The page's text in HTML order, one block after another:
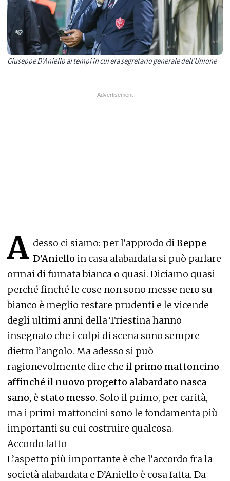
Giuseppe D’Aniello ai tempi in cui era segretario generale dell’Unione
A desso ci siamo: per l’approdo diBeppe
D’Aniello in casa alabardata si può parlare
ormai di fumata bianca o quasi. Diciamo quasi
perché finché le cose non sono messe nero su
bianco è meglio restare prudenti e le vicende
degli ultimi anni della Triestina hanno
insegnato che i colpi di scena sono sempre
dietro l’angolo. Ma adesso si può
ragionevolmente dire che il primo mattoncino
affinché il nuovo progetto alabardato nasca
sano, è stato messo. Solo il primo, per carità,
ma i primi mattoncini sono le fondamenta più
importanti su cui costruire qualcosa.
Accordo fatto
L’aspetto più importante è che l’accordo fra la
società alabardata e D’Aniello è cosa fatta. Da